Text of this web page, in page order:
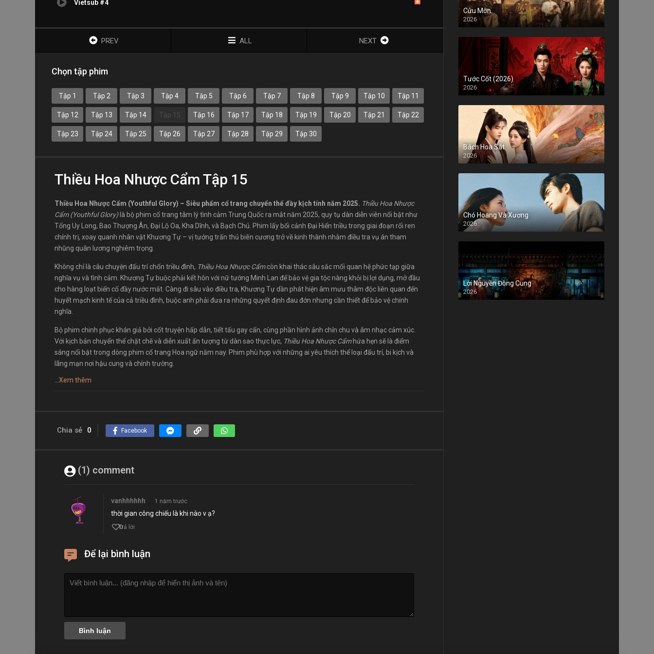
Vietsub #4
PREV ALL NEXT
Chọn tập phim
Tập 1 Tập 2 Tập 3 Tập 4 Tập 5 Tập 6 Tập 7 Tập 8 Tập 9 Tập 10 Tập 11
Tập 12 Tập 13 Tập 14 Tập 15 Tập 16 Tập 17 Tập 18 Tập 19 Tập 20 Tập 21 Tập 22
Tập 23 Tập 24 Tập 25 Tập 26 Tập 27 Tập 28 Tập 29 Tập 30
Thiều Hoa Nhược Cẩm Tập 15
Thiều Hoa Nhược Cẩm (Youthful Glory) – Siêu phẩm cổ trang chuyển thể đầy kịch tính năm 2025. Thiều Hoa Nhược
Cẩm (Youthful Glory)là bộ phim cổ trang tâm lý tình cảm Trung Quốc ra mắt năm 2025, quy tụ dàn diễn viên nổi bật như
Tống Uy Long, Bao Thượng Ân, Đại Lộ Oa, Kha Dĩnh, và Bạch Chú. Phim lấy bối cảnh Đại Hiển triều trong giai đoạn rối ren
chính trị, xoay quanh nhân vật Khương Tự – vị tướng trấn thủ biên cương trở về kinh thành nhằm điều tra vụ án tham
nhũng quân lương nghiêm trọng.
Không chỉ là câu chuyện đấu trí chốn triều đình, Thiều Hoa Nhược Cẩmcòn khai thác sâu sắc mối quan hệ phức tạp giữa
nghĩa vụ và tình cảm. Khương Tự buộc phải kết hôn với nữ tướng Minh Lan để bảo vệ gia tộc nàng khỏi bị lợi dụng, mở đầu
cho hàng loạt biến cố đầy nước mắt. Càng đi sâu vào điều tra, Khương Tự dần phát hiện âm mưu thâm độc liên quan đến
huyết mạch kinh tế của cả triều đình, buộc anh phải đưa ra những quyết định đau đớn nhưng cần thiết để bảo vệ chính
nghĩa.
Bộ phim chinh phục khán giả bởi cốt truyện hấp dẫn, tiết tấu gay cấn, cùng phần hình ảnh chỉn chu và âm nhạc cảm xúc.
Với kịch bản chuyển thể chặt chẽ và diễn xuất ấn tượng từ dàn sao thực lực, Thiều Hoa Nhược Cẩmhứa hẹn sẽ là điểm
sáng nổi bật trong dòng phim cổ trang Hoa ngữ năm nay. Phim phù hợp với những ai yêu thích thể loại đấu trí, bi kịch và
lãng mạn nơi hậu cung và chính trường.
Xem thêm
Chia sẻ 0 Facebook
(1) comment
vanhhhhhh 1 năm trước
thời gian công chiếu là khi nào v ạ?
0
Trả lời
Để lại bình luận
Cửu Môn
2026
Tước Cốt (2026)
2026
Bách Hoa Sát
2026
Chó Hoang Và Xương
2026
Lời Nguyền Đông Cung
2026